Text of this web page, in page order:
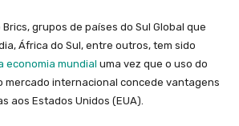
grupos de países do Sul Global que
África do Sul, entre outros, tem sido
economia mundial uma vez que o uso do
mercado internacional concede vantagens
aos Estados Unidos (EUA).